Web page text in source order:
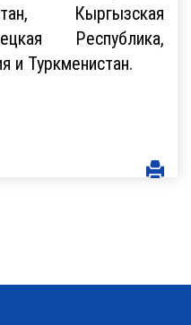
Кыргызская
Республика,
и Туркменистан.